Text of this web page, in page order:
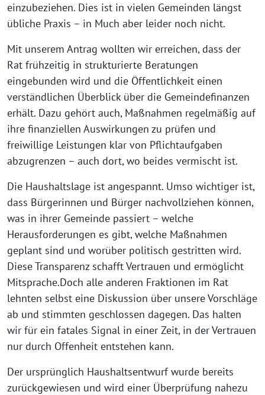
einzubeziehen. Dies ist in vielen Gemeinden längst
übliche Praxis – in Much aber leider noch nicht.
Mit unserem Antrag wollten wir erreichen, dass der
Rat frühzeitig in strukturierte Beratungen
eingebunden wird und die Öffentlichkeit einen
verständlichen Überblick über die Gemeindefinanzen
erhält. Dazu gehört auch, Maßnahmen regelmäßig auf
ihre finanziellen Auswirkungen zu prüfen und
freiwillige Leistungen klar von Pflichtaufgaben
abzugrenzen – auch dort, wo beides vermischt ist.
Die Haushaltslage ist angespannt. Umso wichtiger ist,
dass Bürgerinnen und Bürger nachvollziehen können,
was in ihrer Gemeinde passiert – welche
Herausforderungen es gibt, welche Maßnahmen
geplant sind und worüber politisch gestritten wird.
Diese Transparenz schafft Vertrauen und ermöglicht
Mitsprache.Doch alle anderen Fraktionen im Rat
lehnten selbst eine Diskussion über unsere Vorschläge
ab und stimmten geschlossen dagegen. Das halten
wir für ein fatales Signal in einer Zeit, in der Vertrauen
nur durch Offenheit entstehen kann.
Der ursprünglich Haushaltsentwurf wurde bereits
zurückgewiesen und wird einer Überprüfung nahezu